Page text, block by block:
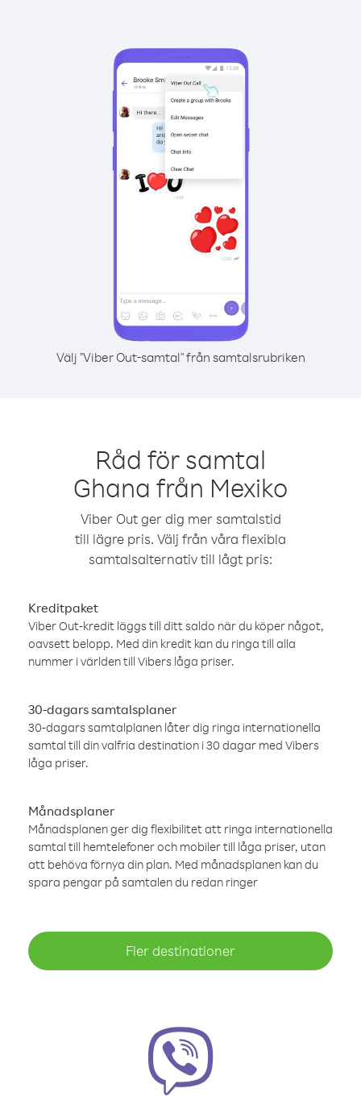
Välj "Viber Out-samtal" från samtalsrubriken
Råd för samtal
Ghana från Mexiko
Viber Out ger dig mer samtalstid
till lägre pris. Välj från våra flexibla
samtalsalternativ till lågt pris:
Kreditpaket
Viber Out-kredit läggs till ditt saldo när du köper något,
oavsett belopp. Med din kredit kan du ringa till alla
nummer i världen till Vibers låga priser.
30-dagars samtalsplaner
30-dagars samtalplanen låter dig ringa internationella
samtal till din valfria destination i 30 dagar med Vibers
låga priser.
Månadsplaner
Månadsplanen ger dig flexibilitet att ringa internationella
samtal till hemtelefoner och mobiler till låga priser, utan
att behöva förnya din plan. Med månadsplanen kan du
spara pengar på samtalen du redan ringer
Fler destinationer